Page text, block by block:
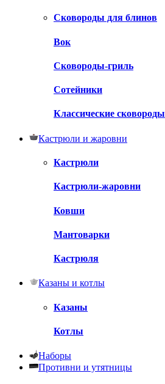
Сковороды для блинов
Вок
Сковороды-гриль
Сотейники
Классические сковороды
Кастрюли и жаровни
Кастрюли
Кастрюли-жаровни
Ковши
Мантоварки
Кастрюля
Казаны и котлы
Казаны
Котлы
Наборы
Противни и утятницы